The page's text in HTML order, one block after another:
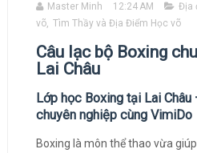
Master Minh 12:24 AM Địa
võ, Tìm Thầy và Địa Điểm Học võ
Câu lạc bộ Boxing
Lai Châu
Lớp học Boxing tại Lai
chuyên nghiệp cùng VimiDo
Boxing là môn thể thao vừa